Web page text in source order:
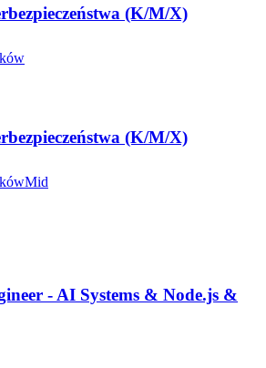
(K/M/X)
(K/M/X)
Mid
- AI Systems & Node.js &